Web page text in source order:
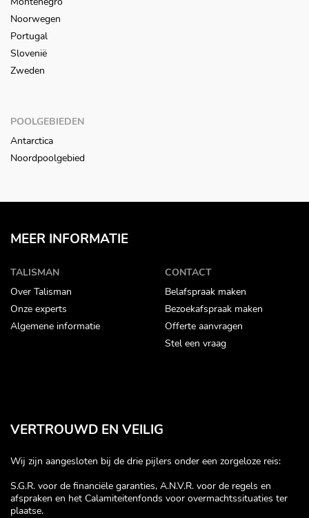
Noorwegen
Portugal
Slovenië
Zweden
POOLGEBIEDEN
Antarctica
Noordpoolgebied
MEER INFORMATIE
TALISMAN
Over Talisman
Onze experts
Algemene informatie
CONTACT
Belafspraak maken
Bezoekafspraak maken
Offerte aanvragen
Stel een vraag
VERTROUWD EN VEILIG
Wij zijn aangesloten bij de drie pijlers onder een zorgeloze reis:
S.G.R. voor de financiële garanties, A.N.V.R. voor de regels en
afspraken en het Calamiteitenfonds voor overmachtssituaties ter
plaatse.